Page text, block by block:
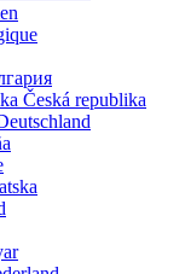
Česká republika